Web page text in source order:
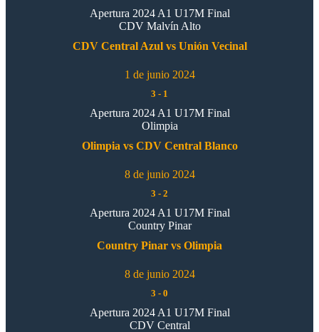
Apertura 2024 A1 U17M Final
CDV Malvín Alto
CDV Central Azul vs Unión Vecinal
1 de junio 2024
3 - 1
Apertura 2024 A1 U17M Final
Olimpia
Olimpia vs CDV Central Blanco
8 de junio 2024
3 - 2
Apertura 2024 A1 U17M Final
Country Pinar
Country Pinar vs Olimpia
8 de junio 2024
3 - 0
Apertura 2024 A1 U17M Final
CDV Central